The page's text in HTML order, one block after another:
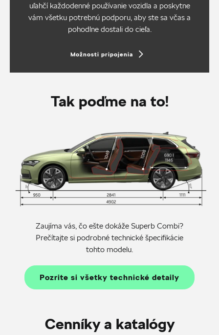
uľahčí každodenné používanie vozidla a poskytne
vám všetku potrebnú podporu, aby ste sa včas a
pohodlne dostali do cieľa.
Možnosti pripojenia
Tak poďme na to!
Zaujíma vás, čo ešte dokáže Superb Combi?
Prečítajte si podrobné technické špecifikácie
tohto modelu.
Pozrite si všetky technické detaily
Cenníky a katalógy